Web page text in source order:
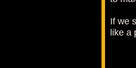
If we
like a